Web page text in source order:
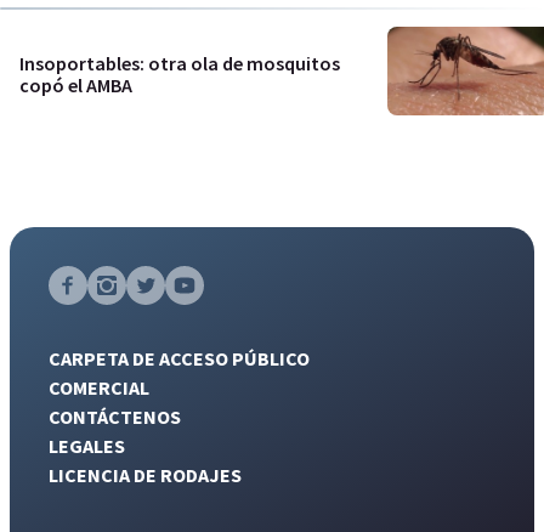
Insoportables: otra ola de mosquitos
copó el AMBA
CARPETA DE ACCESO PÚBLICO
COMERCIAL
CONTÁCTENOS
LEGALES
LICENCIA DE RODAJES